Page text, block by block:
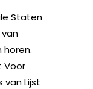
Staten
horen.
Voor
van Lijst